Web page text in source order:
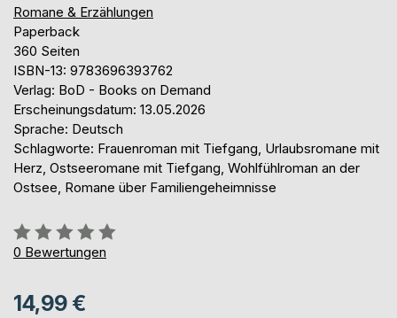
Romane & Erzählungen
Paperback
360 Seiten
ISBN-13: 9783696393762
Verlag: BoD - Books on Demand
Erscheinungsdatum: 13.05.2026
Sprache: Deutsch
Schlagworte: Frauenroman mit Tiefgang, Urlaubsromane mit
Herz, Ostseeromane mit Tiefgang, Wohlfühlroman an der
Ostsee, Romane über Familiengeheimnisse
Bewertung::
0%
0 Bewertungen
14,99 €